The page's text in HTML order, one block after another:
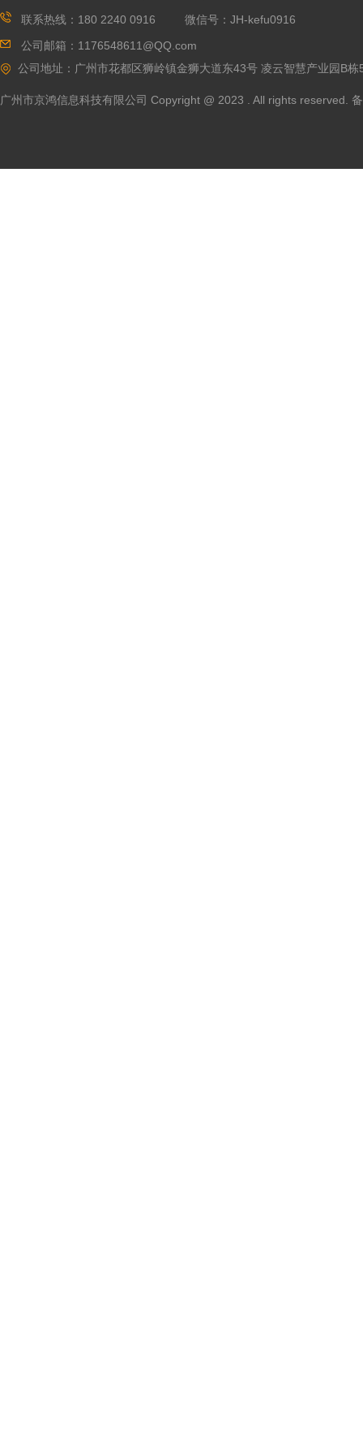
联系热线：180 2240 0916 微信号 ：JH-kefu0916
公司邮箱：1176548611@QQ.com
公司地址：广州市花都区狮岭镇金狮大道东43号 凌云智慧产业园B栋
广州市京鸿信息科技有限公司 Copyright @ 2023 . All rights reserved.